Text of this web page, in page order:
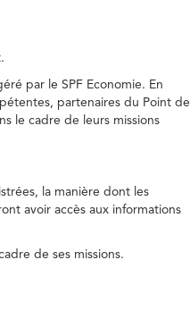
par le SPF Economie. En
partenaires du Point de
le cadre de leurs missions
la manière dont les
avoir accès aux informations
de ses missions.